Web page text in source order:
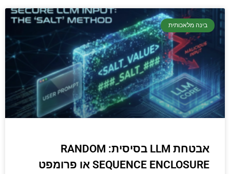
בינה מלאכותית
אבטחת LLM בסיסית: RANDOM
SEQUENCE ENCLOSURE או פרומפט